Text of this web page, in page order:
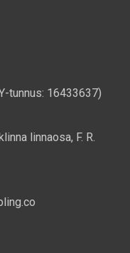
tunnus: 16433637)
linnaosa, F. R.